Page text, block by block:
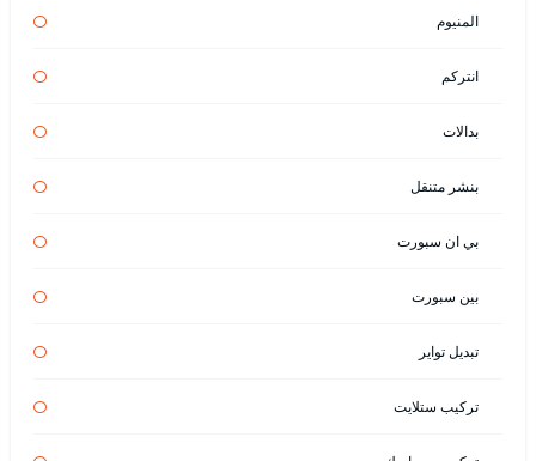
المنيوم
انتركم
بدالات
بنشر متنقل
بي ان سبورت
بين سبورت
تبديل تواير
تركيب ستلايت